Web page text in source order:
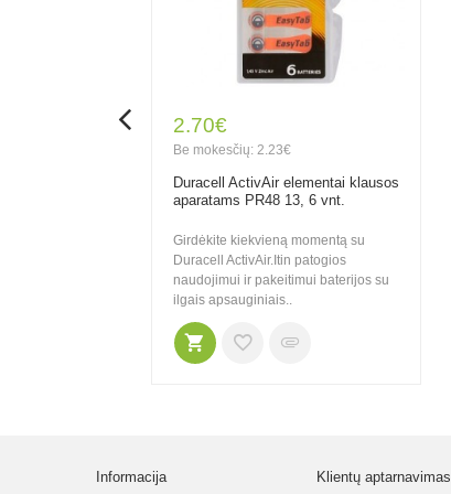
2.70€
Be mokesčių: 2.23€
Duracell ActivAir elementai klausos
aparatams PR48 13, 6 vnt.
Girdėkite kiekvieną momentą su
Duracell ActivAir.Itin patogios
naudojimui ir pakeitimui baterijos su
ilgais apsauginiais..
Informacija Klientų aptarnavimas